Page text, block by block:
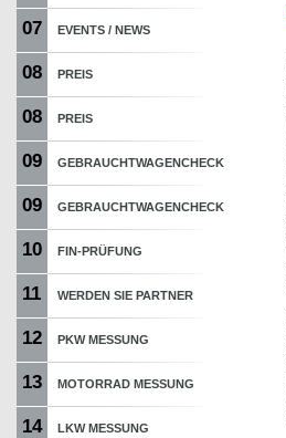
07 EVENTS / NEWS
08 PREIS
08 PREIS
09 GEBRAUCHTWAGENCHECK
09 GEBRAUCHTWAGENCHECK
10 FIN-PRÜFUNG
11 WERDEN SIE PARTNER
12 PKW MESSUNG
13 MOTORRAD MESSUNG
14 LKW MESSUNG